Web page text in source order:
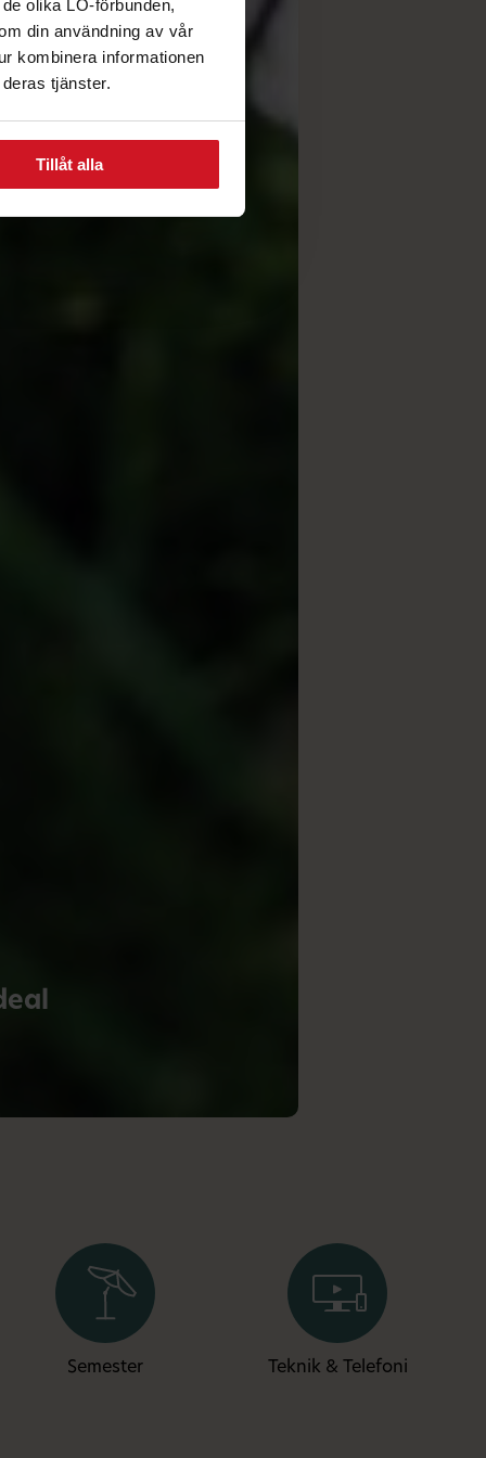
olika LO-förbunden,
din användning av vår
kombinera informationen
tjänster.
Tillåt alla
Semester Teknik & Telefoni